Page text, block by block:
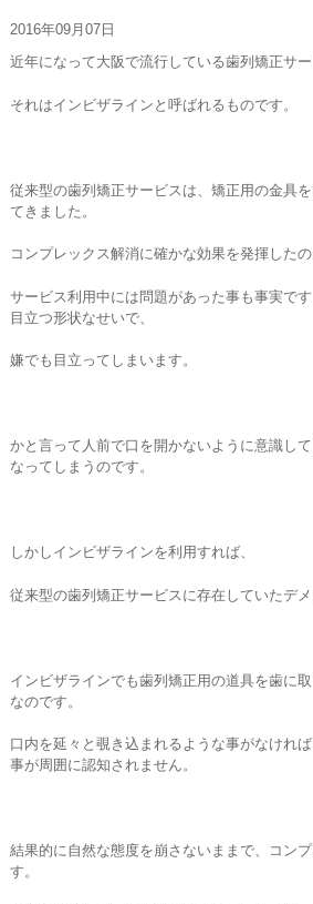
2016年09月07日
近年になって大阪で流行している歯列矯正サー
それはインビザラインと呼ばれるものです。
従来型の歯列矯正サービスは、矯正用の金具
てきました。
コンプレックス解消に確かな効果を発揮した
サービス利用中には問題があった事も事実で
目立つ形状なせいで、
嫌でも目立ってしまいます。
かと言って人前で口を開かないように意識し
なってしまうのです。
しかしインビザラインを利用すれば、
従来型の歯列矯正サービスに存在していたデメ
インビザラインでも歯列矯正用の道具を歯に
なのです。
口内を延々と覗き込まれるような事がなけれ
事が周囲に認知されません。
結果的に自然な態度を崩さないままで、コン
す。